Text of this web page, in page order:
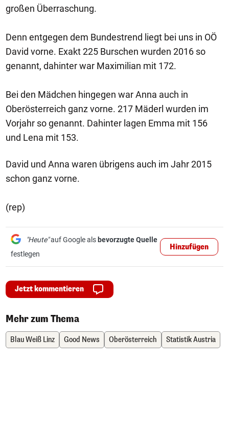
großen Überraschung.
Denn entgegen dem Bundestrend liegt bei uns in OÖ
David vorne. Exakt 225 Burschen wurden 2016 so
genannt, dahinter war Maximilian mit 172.
Bei den Mädchen hingegen war Anna auch in
Oberösterreich ganz vorne. 217 Mäderl wurden im
Vorjahr so genannt. Dahinter lagen Emma mit 156
und Lena mit 153.
David und Anna waren übrigens auch im Jahr 2015
schon ganz vorne.
(rep)
"Heute"auf Google als bevorzugte Quelle
festlegen
Hinzufügen
Jetzt kommentieren
Mehr zum Thema
Blau Weiß Linz Good News Oberösterreich Statistik Austria